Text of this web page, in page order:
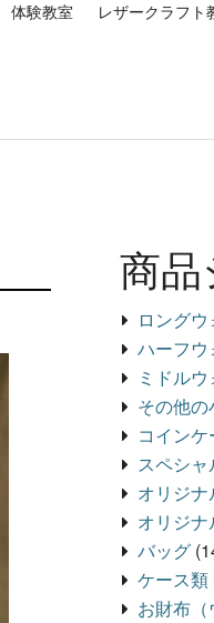
体験教室 レザークラフト
商
ロングウ
ハーフウ
ミドル
その他の
コインケ
スペシャ
オリジ
オリジ
バッグ
ケース類
お財布（